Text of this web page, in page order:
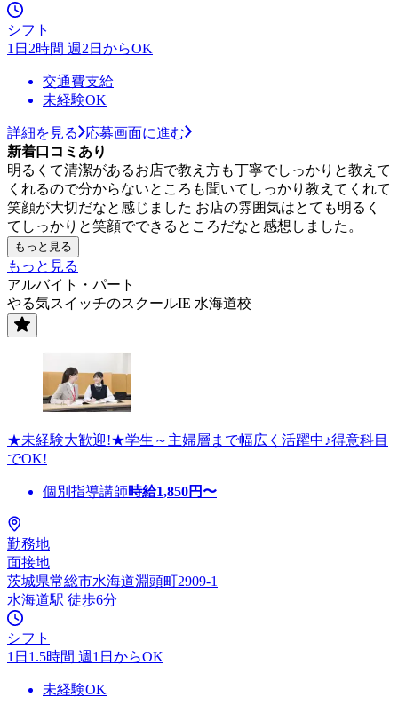
シフト
1日2時間 週2日からOK
交通費支給
未経験OK
詳細を見る
応募画面に進む
新着口コミあり
明るくて清潔があるお店で教え方も丁寧でしっかりと教えて
くれるので分からないところも聞いてしっかり教えてくれて
笑顔が大切だなと感じました お店の雰囲気はとても明るく
てしっかりと笑顔でできるところだなと感想しました。
もっと見る
もっと見る
アルバイト・パート
やる気スイッチのスクールIE 水海道校
★未経験大歓迎!★学生～主婦層まで幅広く活躍中♪得意科目
でOK!
個別指導講師時給1,850円〜
勤務地
面接地
茨城県常総市水海道淵頭町2909-1
水海道駅 徒歩6分
シフト
1日1.5時間 週1日からOK
未経験OK